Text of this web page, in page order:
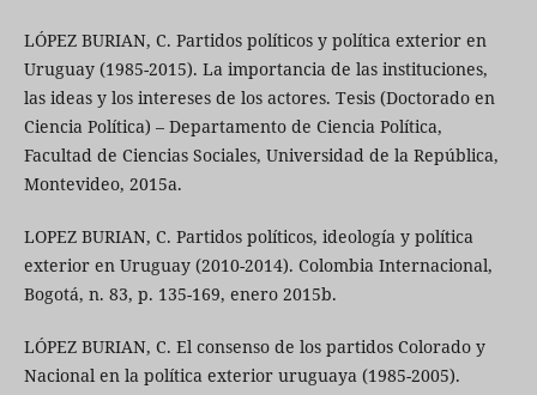
LÓPEZ BURIAN, C. Partidos políticos y política exterior en
Uruguay (1985-2015). La importancia de las instituciones,
las ideas y los intereses de los actores. Tesis (Doctorado en
Ciencia Política) – Departamento de Ciencia Política,
Facultad de Ciencias Sociales, Universidad de la República,
Montevideo, 2015a.
LOPEZ BURIAN, C. Partidos políticos, ideología y política
exterior en Uruguay (2010-2014). Colombia Internacional,
Bogotá, n. 83, p. 135-169, enero 2015b.
LÓPEZ BURIAN, C. El consenso de los partidos Colorado y
Nacional en la política exterior uruguaya (1985-2005).